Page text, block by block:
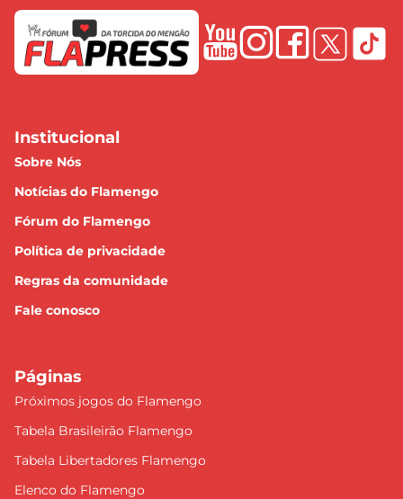
Institucional
Sobre Nós
Notícias do Flamengo
Fórum do Flamengo
Política de privacidade
Regras da comunidade
Fale conosco
Páginas
Próximos jogos do Flamengo
Tabela Brasileirão Flamengo
Tabela Libertadores Flamengo
Elenco do Flamengo